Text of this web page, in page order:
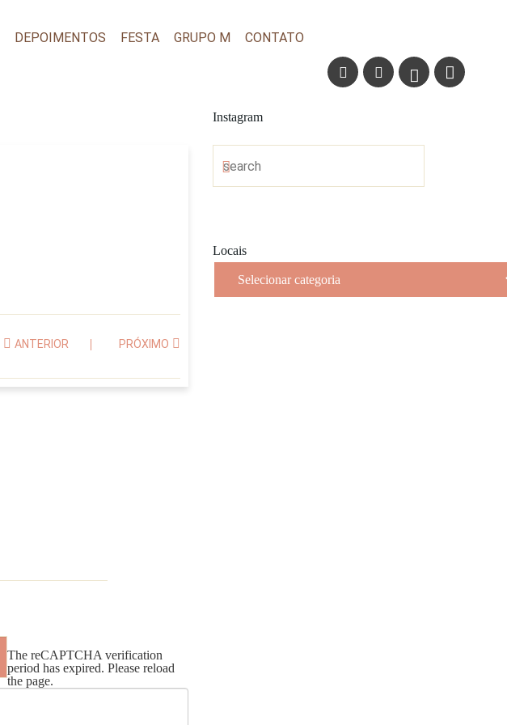
DEPOIMENTOS FESTA GRUPO M CONTATO
ANTERIOR PRÓXIMO
The reCAPTCHA verification
period has expired. Please reload
the page.
Instagram
Locais
Locais